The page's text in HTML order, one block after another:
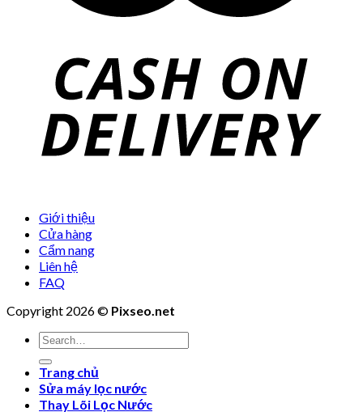
Giới thiệu
Cửa hàng
Cẩm nang
Liên hệ
FAQ
Copyright 2026 © Pixseo.net
Search
for:
Trang chủ
Sửa máy lọc nước
Thay Lõi Lọc Nước